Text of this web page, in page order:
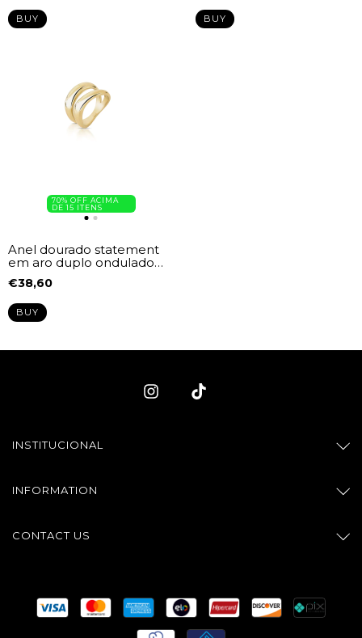
BUY BUY
70% OFF ACIMA
DE 15 ITENS
Anel dourado statement
em aro duplo ondulado
vibe – AN03050627
€38,60
BUY
INSTITUCIONAL
INFORMATION
CONTACT US